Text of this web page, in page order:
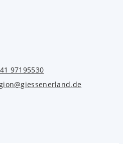
97195530